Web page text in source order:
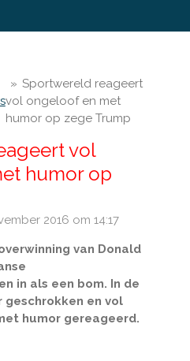
» Sportwereld reageert
vol ongeloof en met
humor op zege Trump
vol
humor op
2016 om 14:17
van Donald
in als een bom. In de
en vol
humor gereageerd.